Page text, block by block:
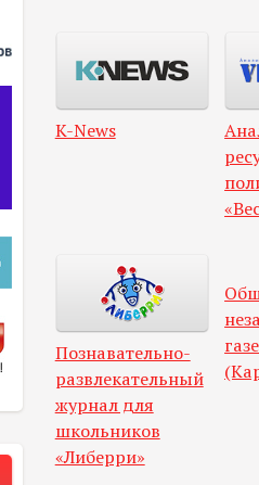
K-News
Познавательно-
развлекательный
журнал для
школьников
«Либерри»